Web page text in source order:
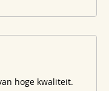
hoge kwaliteit.